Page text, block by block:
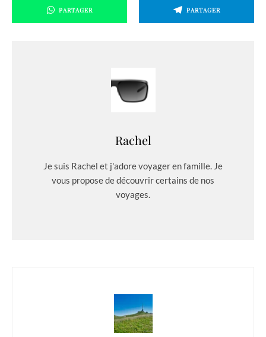
PARTAGER PARTAGER
Rachel
Je suis Rachel et j'adore voyager en famille. Je
vous propose de découvrir certains de nos
voyages.